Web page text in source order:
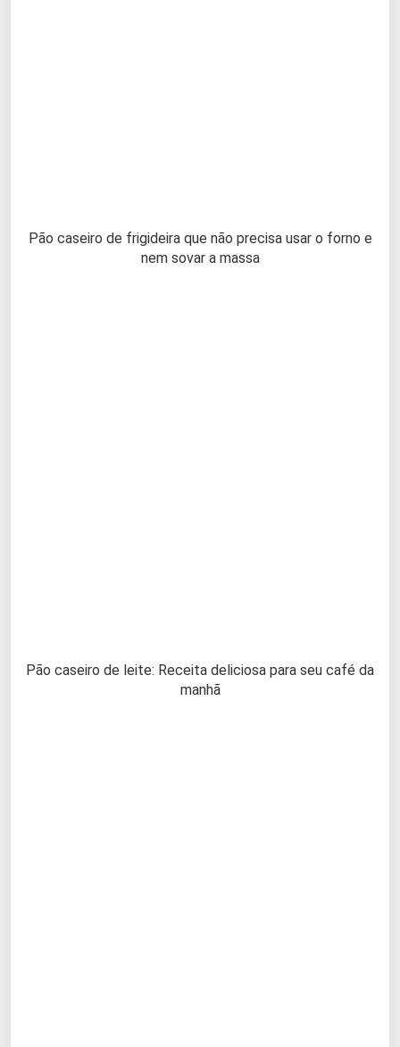
Pão caseiro de frigideira que não precisa usar o forno e
nem sovar a massa
Pão caseiro de leite: Receita deliciosa para seu café da
manhã